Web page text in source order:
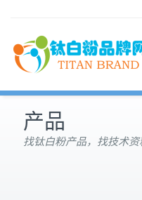
产品
找钛白粉产品，找技术